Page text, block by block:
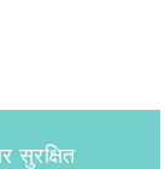
सुरक्षित